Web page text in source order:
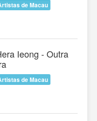
de Macau
Ieong - Outra
de Macau